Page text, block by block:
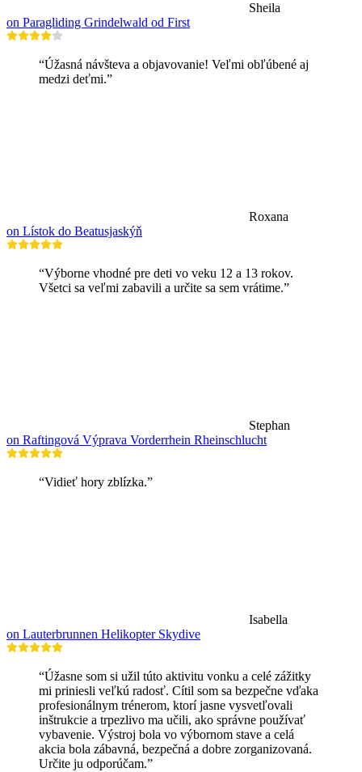
Sheila
on Paragliding Grindelwald od First
“Úžasná návšteva a objavovanie! Veľmi obľúbené aj
medzi deťmi.”
Roxana
on Lístok do Beatusjaskýň
“Výborne vhodné pre deti vo veku 12 a 13 rokov.
Všetci sa veľmi zabavili a určite sa sem vrátime.”
Stephan
on Raftingová Výprava Vorderrhein Rheinschlucht
“Vidieť hory zblízka.”
Isabella
on Lauterbrunnen Helikopter Skydive
“Úžasne som si užil túto aktivitu vonku a celé zážitky
mi priniesli veľkú radosť. Cítil som sa bezpečne vďaka
profesionálnym trénerom, ktorí jasne vysvetľovali
inštrukcie a trpezlivo ma učili, ako správne používať
vybavenie. Výstroj bola vo výbornom stave a celá
akcia bola zábavná, bezpečná a dobre zorganizovaná.
Určite ju odporúčam.”